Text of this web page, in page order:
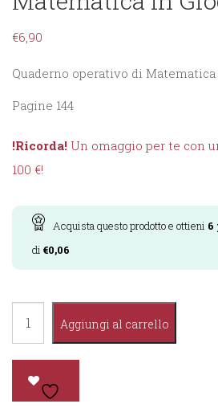
€6,90
Quaderno operativo di Matematica
Pagine 144
!Ricorda! Un omaggio per te con
100 €!
Acquista questo prodotto e ottieni 6
di €0,06
gioco
Aggiungi al carrello